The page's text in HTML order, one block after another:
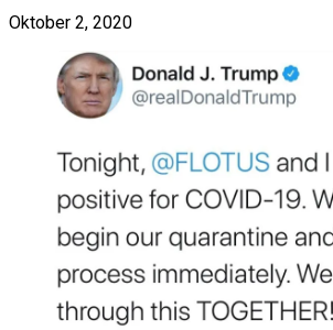
Oktober 2, 2020